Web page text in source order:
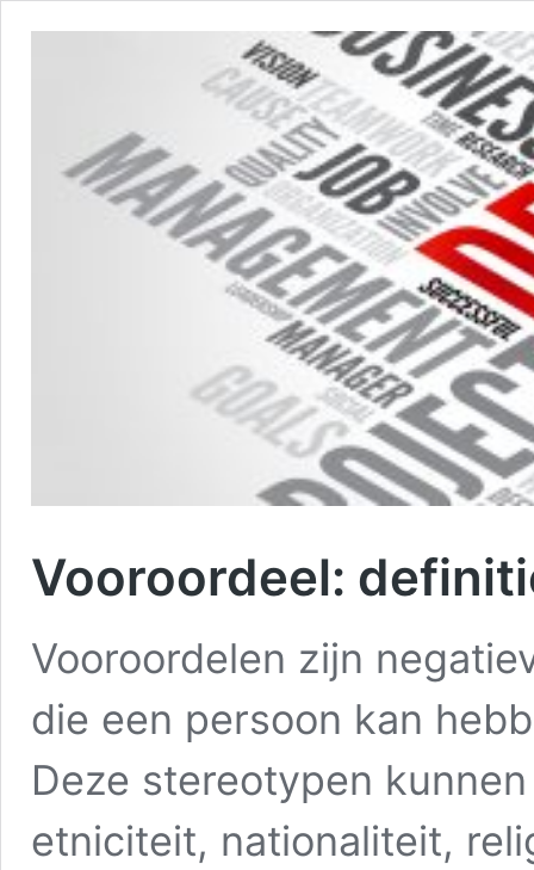
Vooroordeel:
Vooroordelen zijn
die een persoon kan
Deze stereotypen
etniciteit, nationaliteit,